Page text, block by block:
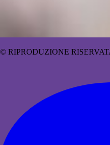
© RIPRODUZIONE